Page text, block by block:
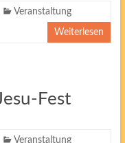
Veranstaltung
Weiterlesen
Fest
Veranstaltung